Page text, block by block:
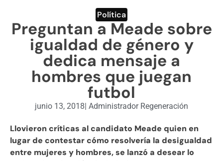
ENGLISH SECTION
VIDEOS
Política
Preguntan a Meade sobre
igualdad de género y
dedica mensaje a
hombres que juegan
futbol
junio 13, 2018| Administrador Regeneración
Llovieron críticas al candidato Meade quien en
lugar de contestar cómo resolvería la desigualdad
entre mujeres y hombres, se lanzó a desear lo